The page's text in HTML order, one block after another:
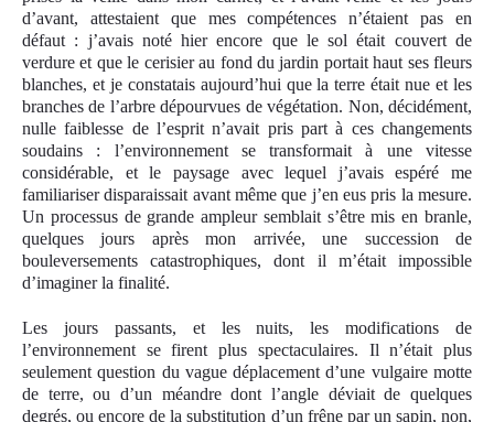
d’avant, attestaient que mes compétences n’étaient pas en
défaut : j’avais noté hier encore que le sol était couvert de
verdure et que le cerisier au fond du jardin portait haut ses fleurs
blanches, et je constatais aujourd’hui que la terre était nue et les
branches de l’arbre dépourvues de végétation. Non, décidément,
nulle faiblesse de l’esprit n’avait pris part à ces changements
soudains : l’environnement se transformait à une vitesse
considérable, et le paysage avec lequel j’avais espéré me
familiariser disparaissait avant même que j’en eus pris la mesure.
Un processus de grande ampleur semblait s’être mis en branle,
quelques jours après mon arrivée, une succession de
bouleversements catastrophiques, dont il m’était impossible
d’imaginer la finalité.
Les jours passants, et les nuits, les modifications de
l’environnement se firent plus spectaculaires. Il n’était plus
seulement question du vague déplacement d’une vulgaire motte
de terre, ou d’un méandre dont l’angle déviait de quelques
degrés, ou encore de la substitution d’un frêne par un sapin, non,